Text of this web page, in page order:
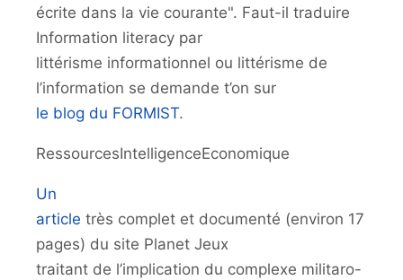
écrite dans la vie courante". Faut-il traduire
Information literacy par
littérisme informationnel ou littérisme de
l’information se demande t’on sur
le blog du FORMIST.
RessourcesIntelligenceEconomique
Un
article très complet et documenté (environ 17
pages) du site Planet Jeux
traitant de l’implication du complexe militaro-